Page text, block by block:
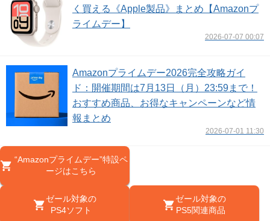
く買える《Apple製品》まとめ【Amazonプ
ライムデー】
2026-07-07 00:07
Amazonプライムデー2026完全攻略ガイ
ド：開催期間は7月13日（月）23:59まで！
おすすめ商品、お得なキャンペーンなど情
報まとめ
2026-07-01 11:30
“Amazonプライムデー”特設ペ
ージはこちら
ゼール対象の
PS4ソフト
ゼール対象の
PS5関連商品